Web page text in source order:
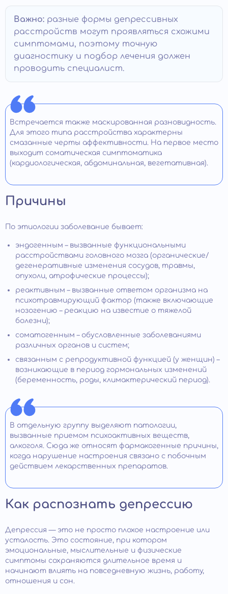
Важно: разные формы депрессивных
расстройств могут проявляться схожими
симптомами, поэтому точную
диагностику и подбор лечения должен
проводить специалист.
Встречается также маскированная разновидность.
Для этого типа расстройства характерны
смазанные черты аффективности. На первое место
выходит соматическая симптоматика
(кардиологическая, абдоминальная, вегетативная).
Причины
По этиологии заболевание бывает:
эндогенным – вызванные функциональными
расстройствами головного мозга (органические/
дегенеративные изменения сосудов, травмы,
опухоли, атрофические процессы);
реактивным – вызванные ответом организма на
психотравмирующий фактор (также включающие
нозогению – реакцию на известие о тяжелой
болезни);
соматогенным – обусловленные заболеваниями
различных органов и систем;
связанным с репродуктивной функцией (у женщин) –
возникающие в период гормональных изменений
(беременность, роды, климактерический период).
В отдельную группу выделяют патологии,
вызванные приемом психоактивных веществ,
алкоголя. Сюда же относят фармакогенные причины,
когда нарушение настроения связано с побочным
действием лекарственных препаратов.
Как распознать депрессию
Депрессия — это не просто плохое настроение или
усталость. Это состояние, при котором
эмоциональные, мыслительные и физические
симптомы сохраняются длительное время и
начинают влиять на повседневную жизнь, работу,
отношения и сон.